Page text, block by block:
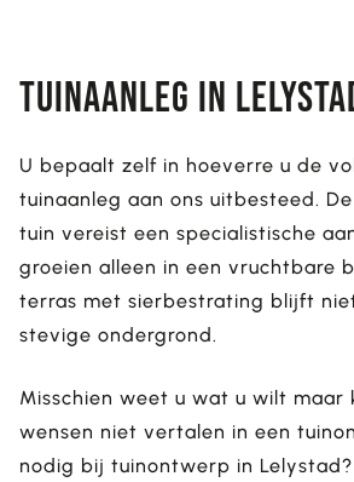
Tuinaanleg in
U bepaalt zelf in hoeverre u de
tuinaanleg aan ons uitbesteed.
tuin vereist een specialistische
groeien alleen in een vruchtbare
terras met sierbestrating blijft
stevige ondergrond.
Misschien weet u wat u wilt maar
wensen niet vertalen in een
nodig bij tuinontwerp in Lelystad?